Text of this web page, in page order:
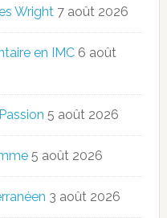
Wright 7 août 2026
en IMC 6 août
5 août 2026
5 août 2026
3 août 2026